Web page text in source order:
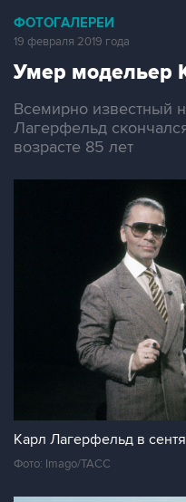
ФОТОГАЛЕРЕИ
19 февраля 2019 года
Умер модельер
Всемирно известный
Лагерфельд
возрасте 85 лет
Карл Лагерфельд в
Фото: Imago/ТАСС